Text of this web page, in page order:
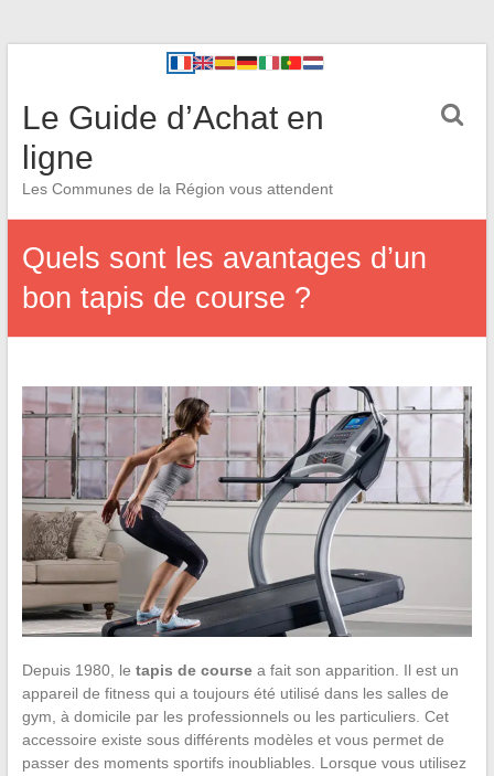
Le Guide d’Achat en
ligne
Les Communes de la Région vous attendent
Quels sont les avantages d’un
bon tapis de course ?
Depuis 1980, le tapis de coursea fait son apparition. Il est un
appareil de fitness qui a toujours été utilisé dans les salles de
gym, à domicile par les professionnels ou les particuliers. Cet
accessoire existe sous différents modèles et vous permet de
passer des moments sportifs inoubliables. Lorsque vous utilisez